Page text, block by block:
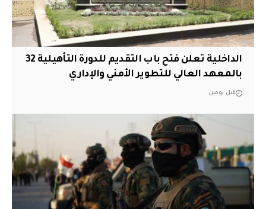
الداخلية تعلن فتح باب التقديم للدورة التأهيلية 32
بالمعهد العالي للتطوير الأمني والإداري
قبل يومين